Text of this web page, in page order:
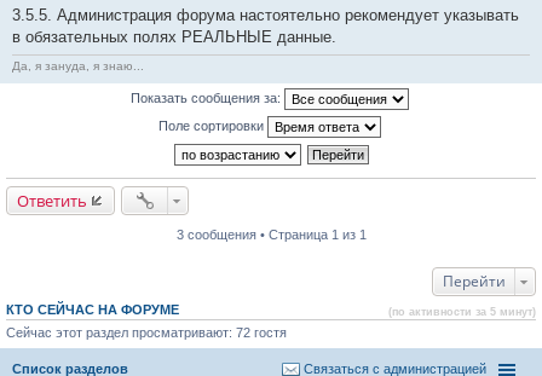
3.5.5. Администрация форума настоятельно рекомендует указывать
в обязательных полях РЕАЛЬНЫЕ данные.
Да, я зануда, я знаю...
Показать сообщения за:
Поле сортировки
Ответить
3 сообщения • Страница 1 из 1
Перейти
КТО СЕЙЧАС НА ФОРУМЕ (по активности за 5 минут)
Сейчас этот раздел просматривают: 72 гостя
Список разделов Связаться с администрацией